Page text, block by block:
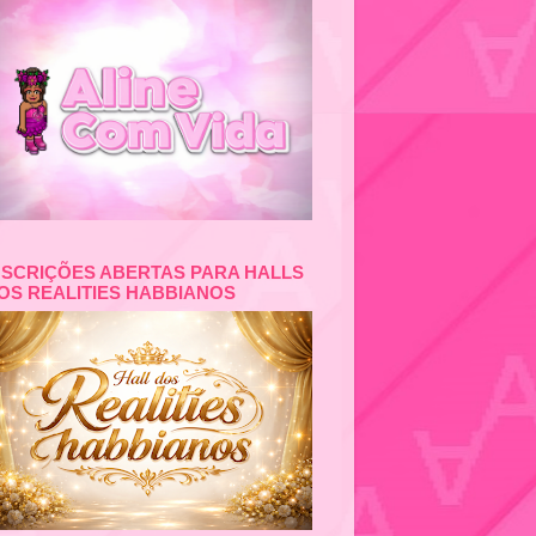
ABERTAS PARA HALLS
REALITIES HABBIANOS